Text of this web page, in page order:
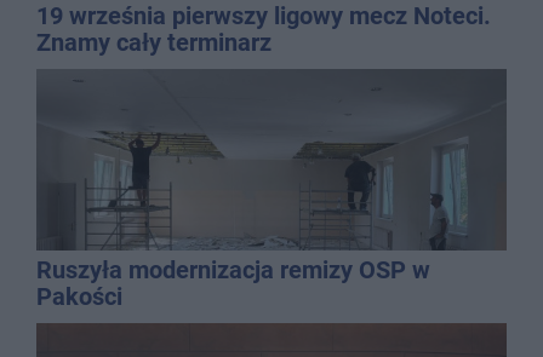
19 września pierwszy ligowy mecz Noteci.
Znamy cały terminarz
Ruszyła modernizacja remizy OSP w
Pakości